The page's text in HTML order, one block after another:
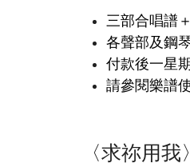
三部合唱譜
各聲部及鋼
付款後一星
請參閱樂譜
〈求祢用我〉